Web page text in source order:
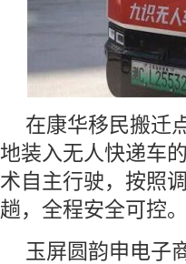
在康华移民搬迁
地装入无人快递车
术自主行驶，按照
趟，全程安全可
玉屏圆韵申电子